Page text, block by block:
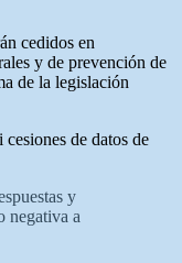
cedidos en
y de prevención de
de la legislación
de datos de
y
negativa a